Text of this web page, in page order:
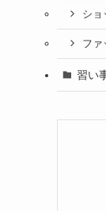
ショ
ファ
習い